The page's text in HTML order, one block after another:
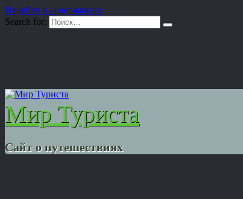
Перейти к содержанию
Search for:
Мир Туриста
Сайт о путешествиях